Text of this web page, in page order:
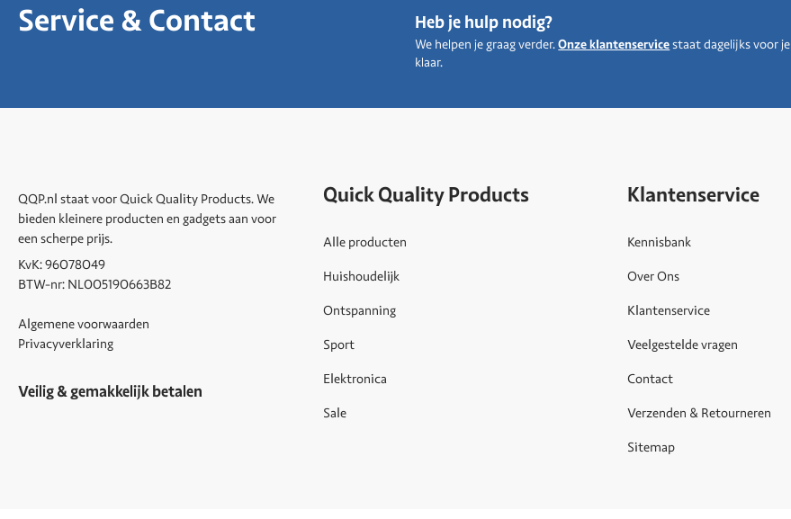
Service & Contact Heb je hulp nodig?
We helpen je graag verder.Onze klantenservicestaat dagelijks voor je
klaar.
QQP.nl staat voor Quick Quality Products. We
bieden kleinere producten en gadgets aan voor
een scherpe prijs.
KvK: 96078049
BTW-nr: NL005190663B82
Algemene voorwaarden
Privacyverklaring
Veilig & gemakkelijk betalen
Quick Quality Products
Alle producten
Huishoudelijk
Ontspanning
Sport
Elektronica
Sale
Klantenservice
Kennisbank
Over Ons
Klantenservice
Veelgestelde vragen
Contact
Verzenden & Retourneren
Sitemap